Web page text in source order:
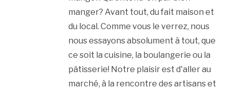
manger? Avant tout, du fait maison et
du local. Comme vous le verrez, nous
nous essayons absolument à tout, que
ce soit la cuisine, la boulangerie ou la
pâtisserie! Notre plaisir est d'aller au
marché, à la rencontre des artisans et